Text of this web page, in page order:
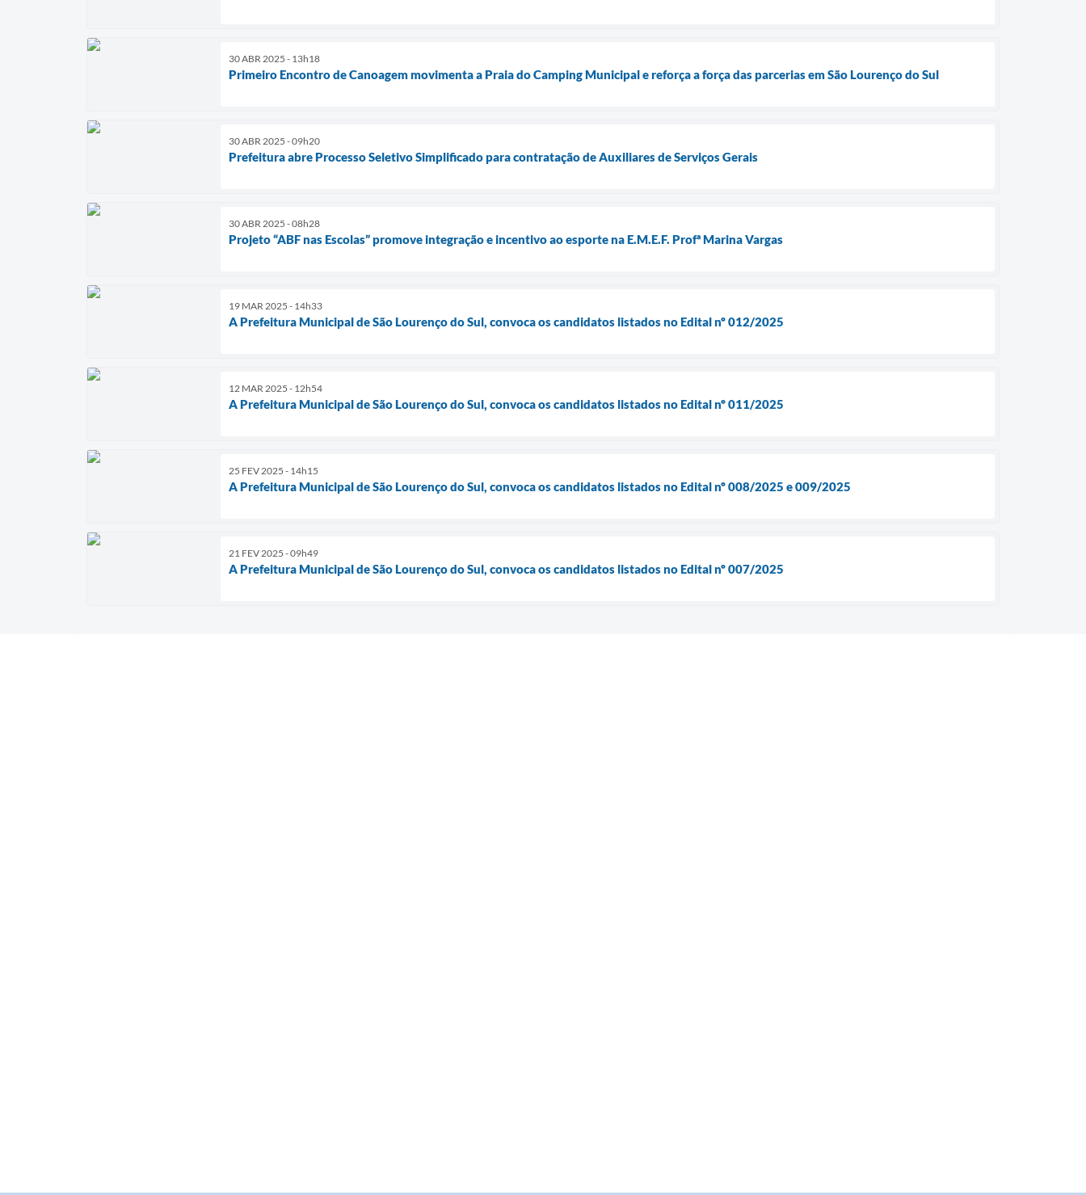
30 ABR 2025 - 13h18
Primeiro Encontro de Canoagem movimenta a Praia do Camping Municipal e reforça a força das parcerias em São Lourenço do Sul
30 ABR 2025 - 09h20
Prefeitura abre Processo Seletivo Simplificado para contratação de Auxiliares de Serviços Gerais
30 ABR 2025 - 08h28
Projeto “ABF nas Escolas” promove integração e incentivo ao esporte na E.M.E.F. Profª Marina Vargas
19 MAR 2025 - 14h33
A Prefeitura Municipal de São Lourenço do Sul, convoca os candidatos listados no Edital nº 012/2025
12 MAR 2025 - 12h54
A Prefeitura Municipal de São Lourenço do Sul, convoca os candidatos listados no Edital nº 011/2025
25 FEV 2025 - 14h15
A Prefeitura Municipal de São Lourenço do Sul, convoca os candidatos listados no Edital nº 008/2025 e 009/2025
21 FEV 2025 - 09h49
A Prefeitura Municipal de São Lourenço do Sul, convoca os candidatos listados no Edital nº 007/2025